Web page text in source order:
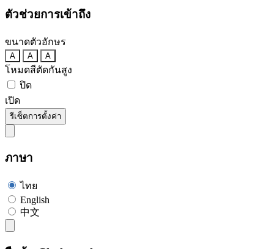
ตัวช่วยการเข้าถึง
ขนาดตัวอักษร
A A A
โหมดสีตัดกันสูง
ปิด
เปิด
รีเซ็ตการตั้งค่า
ภาษา
ไทย
English
中文